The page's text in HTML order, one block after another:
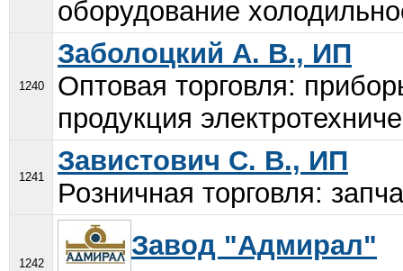
оборудование
1240
Заболоцкий А. В., ИП
Оптовая торговля:
продукция
1241
Завистович С. В., ИП
Розничная торговля:
1242
Завод "Адмирал"